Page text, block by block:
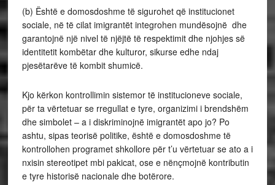
(b) Është e domosdoshme të sigurohet që institucionet
sociale, në të cilat imigrantët integrohen mundësojnë dhe
garantojnë një nivel të njëjtë të respektimit dhe njohjes së
identitetit kombëtar dhe kulturor, sikurse edhe ndaj
pjesëtarëve të kombit shumicë.
Kjo kërkon kontrollimin sistemor të institucioneve sociale,
për ta vërtetuar se rregullat e tyre, organizimi i brendshëm
dhe simbolet – a i diskriminojnë imigrantët apo jo? Po
ashtu, sipas teorisë politike, është e domosdoshme të
kontrollohen programet shkollore për t’u vërtetuar se ato a i
nxisin stereotipet mbi pakicat, ose e nënçmojnë kontributin
e tyre historisë nacionale dhe botërore.